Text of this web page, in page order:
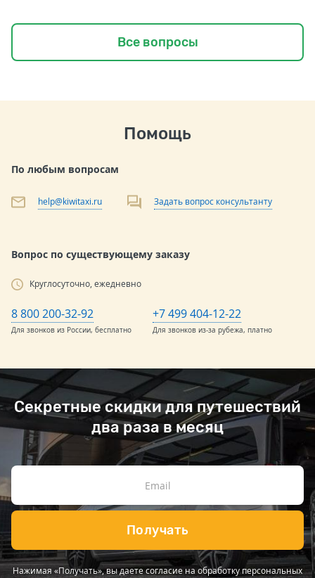
Все вопросы
Помощь
По любым вопросам
help@kiwitaxi.ru Задать вопрос консультанту
Вопрос по существующему заказу
Круглосуточно, ежедневно
8 800 200-32-92
Для звонков из России, бесплатно
+7 499 404-12-22
Для звонков из-за рубежа, платно
Секретные скидки для путешествий
два раза в месяц
Получать
Нажимая «Получать», вы даете согласие на обработку персональных